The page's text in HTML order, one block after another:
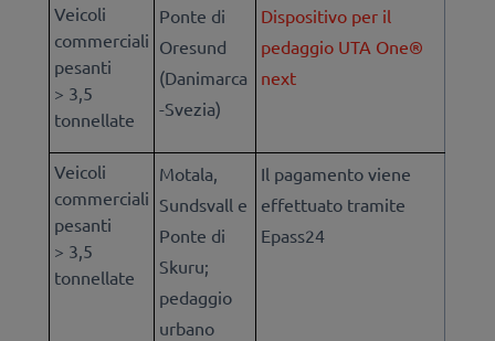
Veicoli
commerciali
pesanti
> 3,5
tonnellate
Ponte di
Oresund
(Danimarca
-Svezia)
Dispositivo per il
pedaggio UTA One®
next
Veicoli
commerciali
pesanti
> 3,5
tonnellate
Motala,
Sundsvall e
Ponte di
Skuru;
pedaggio
urbano
Il pagamento viene
effettuato tramite
Epass24